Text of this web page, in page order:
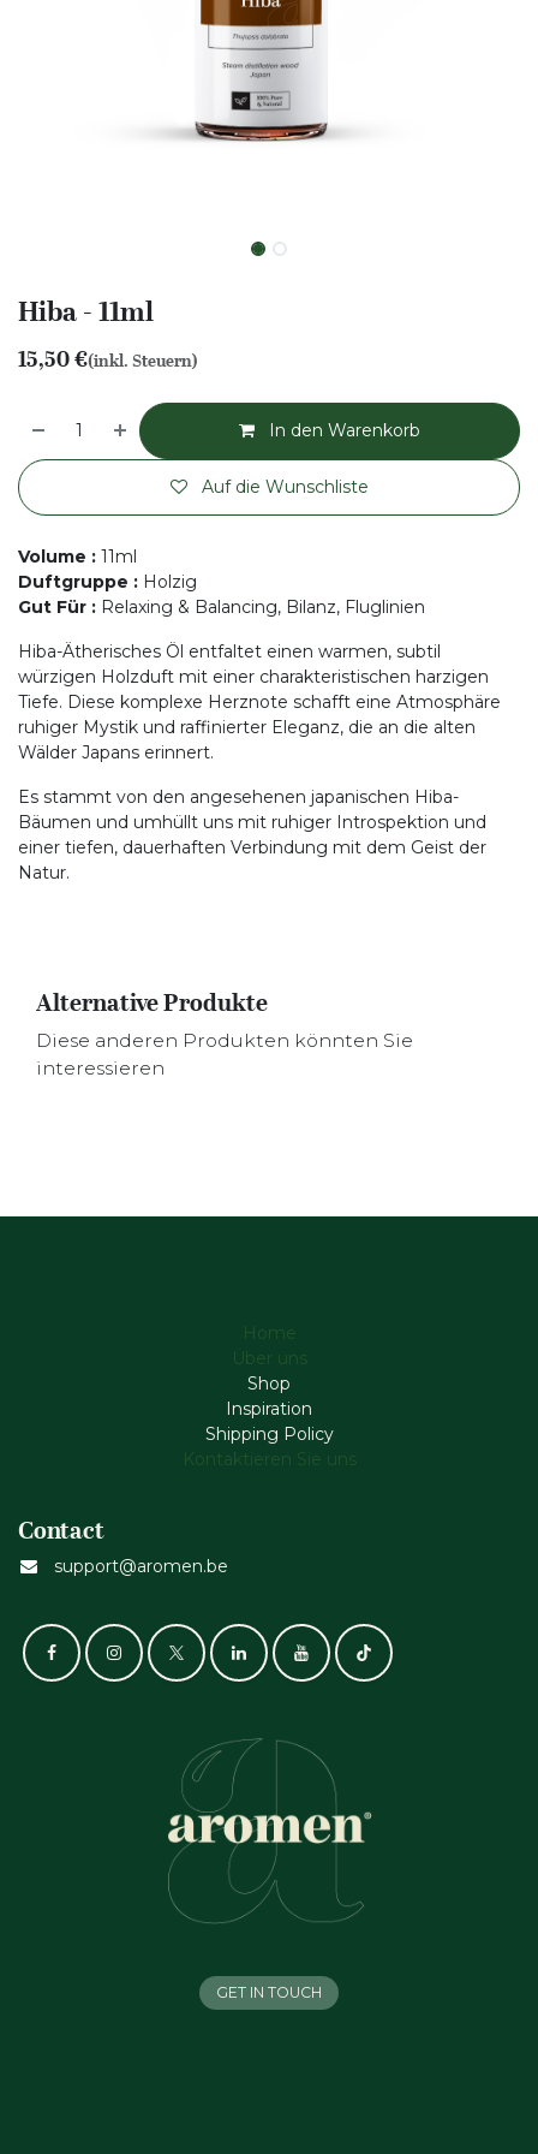
Hiba - 11ml
15,50€(inkl. Steuern)
In den Warenkorb
Auf die Wunschliste
Volume : 11ml
Duftgruppe : Holzig
Gut Für : Relaxing & Balancing, Bilanz, Fluglinien
Hiba-Ätherisches Öl entfaltet einen warmen, subtil
würzigen Holzduft mit einer charakteristischen harzigen
Tiefe. Diese komplexe Herznote schafft eine Atmosphäre
ruhiger Mystik und raffinierter Eleganz, die an die alten
Wälder Japans erinnert.
Es stammt von den angesehenen japanischen Hiba-
Bäumen und umhüllt uns mit ruhiger Introspektion und
einer tiefen, dauerhaften Verbindung mit dem Geist der
Natur.
Alternative Produkte
Diese anderen Produkten könnten Sie
interessieren
Home
Über uns
Shop
Inspiration
Shipping Policy
Kontaktieren Sie uns
Contact
support@aromen.be
GET IN TOUCH